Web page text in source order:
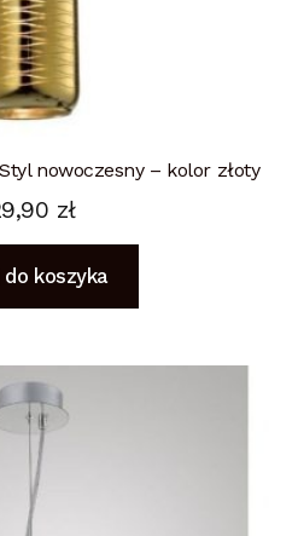
nowoczesny – kolor złoty
zł
do koszyka